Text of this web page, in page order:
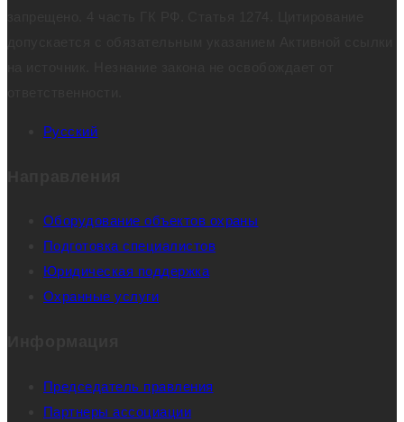
Русский
Оборудование объектов охраны
Подготовка специалистов
Юридическая поддержка
Охранные услуги
Председатель правления
Партнеры ассоциации